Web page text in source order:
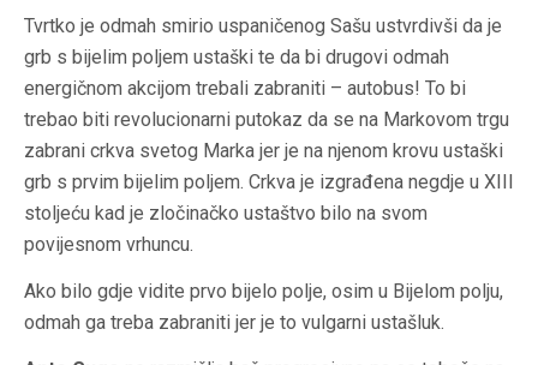
Tvrtko je odmah smirio uspaničenog Sašu ustvrdivši da je
grb s bijelim poljem ustaški te da bi drugovi odmah
energičnom akcijom trebali zabraniti – autobus! To bi
trebao biti revolucionarni putokaz da se na Markovom trgu
zabrani crkva svetog Marka jer je na njenom krovu ustaški
grb s prvim bijelim poljem. Crkva je izgrađena negdje u XIII
stoljeću kad je zločinačko ustaštvo bilo na svom
povijesnom vrhuncu.
Ako bilo gdje vidite prvo bijelo polje, osim u Bijelom polju,
odmah ga treba zabraniti jer je to vulgarni ustašluk.